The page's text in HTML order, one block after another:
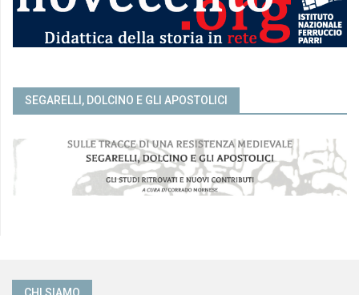
SEGARELLI, DOLCINO E GLI APOSTOLICI